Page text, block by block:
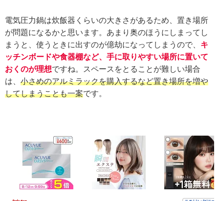
電気圧力鍋は炊飯器くらいの大きさがあるため、置き場所
が問題になるかと思います。あまり奥のほうにしまってし
まうと、使うときに出すのが億劫になってしまうので、 キ
ッチンボードや食器棚など、手に取りやすい場所に置いて
おくのが理想ですね。スペースをとることが難しい場合
は、 小さめのアルミラックを購入するなど置き場所を増や
してしまうことも一案です。